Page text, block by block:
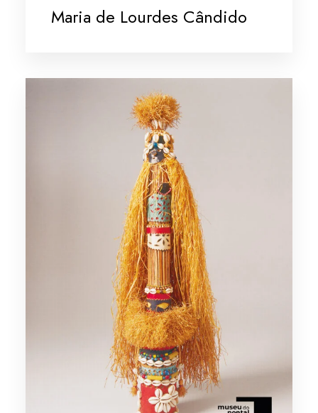
Maria de Lourdes Cândido